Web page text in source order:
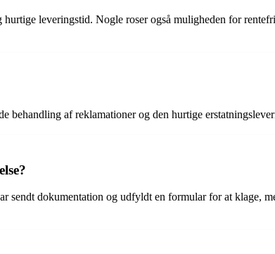
leveringstid. Nogle roser også muligheden for
behandling af reklamationer og den hurtige
dokumentation og udfyldt en formular for at klage,